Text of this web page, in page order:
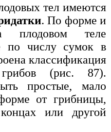
тел имеются
. По форме и
плодовом теле
по числу сумок в
классификация
грибов (рис. 87).
простые, мало
от грибницы,
или другой